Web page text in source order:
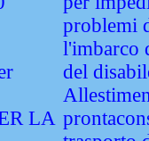
LA
problemi
l'imbarco
del